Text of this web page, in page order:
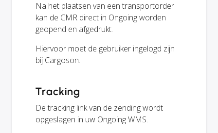
Na het plaatsen van een transportorder
kan de CMR direct in Ongoing worden
geopend en afgedrukt.
Hiervoor moet de gebruiker ingelogd zijn
bij Cargoson.
Tracking
De tracking link van de zending wordt
opgeslagen in uw Ongoing WMS.